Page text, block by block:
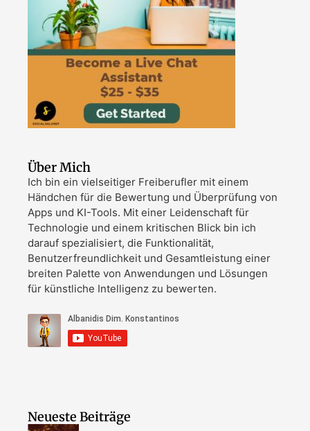
Über Mich
Ich bin ein vielseitiger Freiberufler mit einem
Händchen für die Bewertung und Überprüfung von
Apps und KI-Tools. Mit einer Leidenschaft für
Technologie und einem kritischen Blick bin ich
darauf spezialisiert, die Funktionalität,
Benutzerfreundlichkeit und Gesamtleistung einer
breiten Palette von Anwendungen und Lösungen
für künstliche Intelligenz zu bewerten.
Neueste Beiträge